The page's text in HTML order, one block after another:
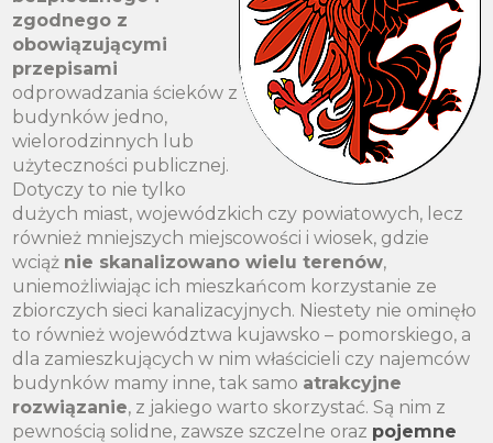
zgodnego z
obowiązującymi
przepisami
odprowadzania ścieków z
budynków jedno,
wielorodzinnych lub
użyteczności publicznej.
Dotyczy to nie tylko
dużych miast, wojewódzkich czy powiatowych, lecz
również mniejszych miejscowości i wiosek, gdzie
wciąż nie skanalizowano wielu terenów,
uniemożliwiając ich mieszkańcom korzystanie ze
zbiorczych sieci kanalizacyjnych. Niestety nie ominęło
to również województwa kujawsko – pomorskiego, a
dla zamieszkujących w nim właścicieli czy najemców
budynków mamy inne, tak samo atrakcyjne
rozwiązanie, z jakiego warto skorzystać. Są nim z
pewnością solidne, zawsze szczelne oraz pojemne